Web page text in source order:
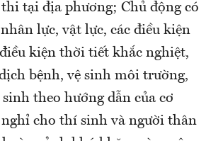
tại địa phương; Chủ động có
lực, vật lực, các điều kiện
kiện thời tiết khắc nghiệt,
bệnh, vệ sinh môi trường,
theo hướng dẫn của cơ
cho thí sinh và người thân